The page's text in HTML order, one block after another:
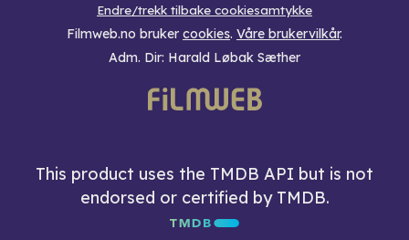
Endre/trekk tilbake cookiesamtykke
Filmweb.no bruker cookies. Våre brukervilkår.
Adm. Dir: Harald Løbak Sæther
This product uses the TMDB API but is not
endorsed or certified by TMDB.